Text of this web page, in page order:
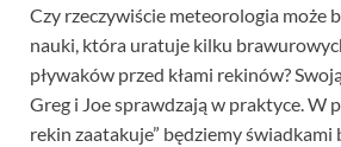
Czy rzeczywiście meteorologia może
nauki, która uratuje kilku
pływaków przed kłami rekinów?
Greg i Joe sprawdzają w praktyce. W
rekin zaatakuje” będziemy świadkami